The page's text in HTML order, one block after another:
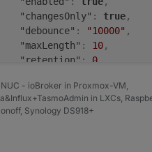
"changesOnly" : true,
"debounce" : "10000" ,
"maxLength" : 10,
"retention" : 0
"changesMinDelta": 0
"storageType": "",
"aliasId"
- ioBroker in Proxmox-VM,
in LXCs,
Synology DS918+